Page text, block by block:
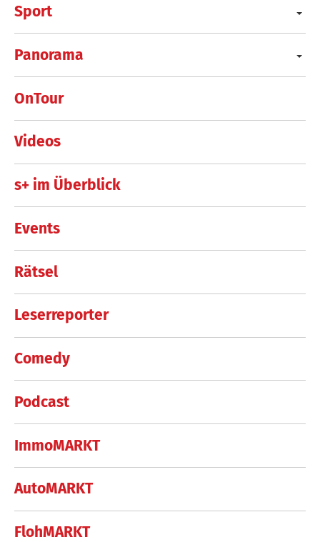
Sport
Panorama
OnTour
Videos
s+ im Überblick
Events
Rätsel
Leserreporter
Comedy
Podcast
ImmoMARKT
AutoMARKT
FlohMARKT